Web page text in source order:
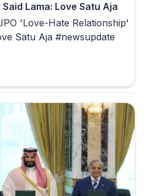
Lama: Love Satu Aja
'Love-Hate Relationship'
Satu Aja #newsupdate